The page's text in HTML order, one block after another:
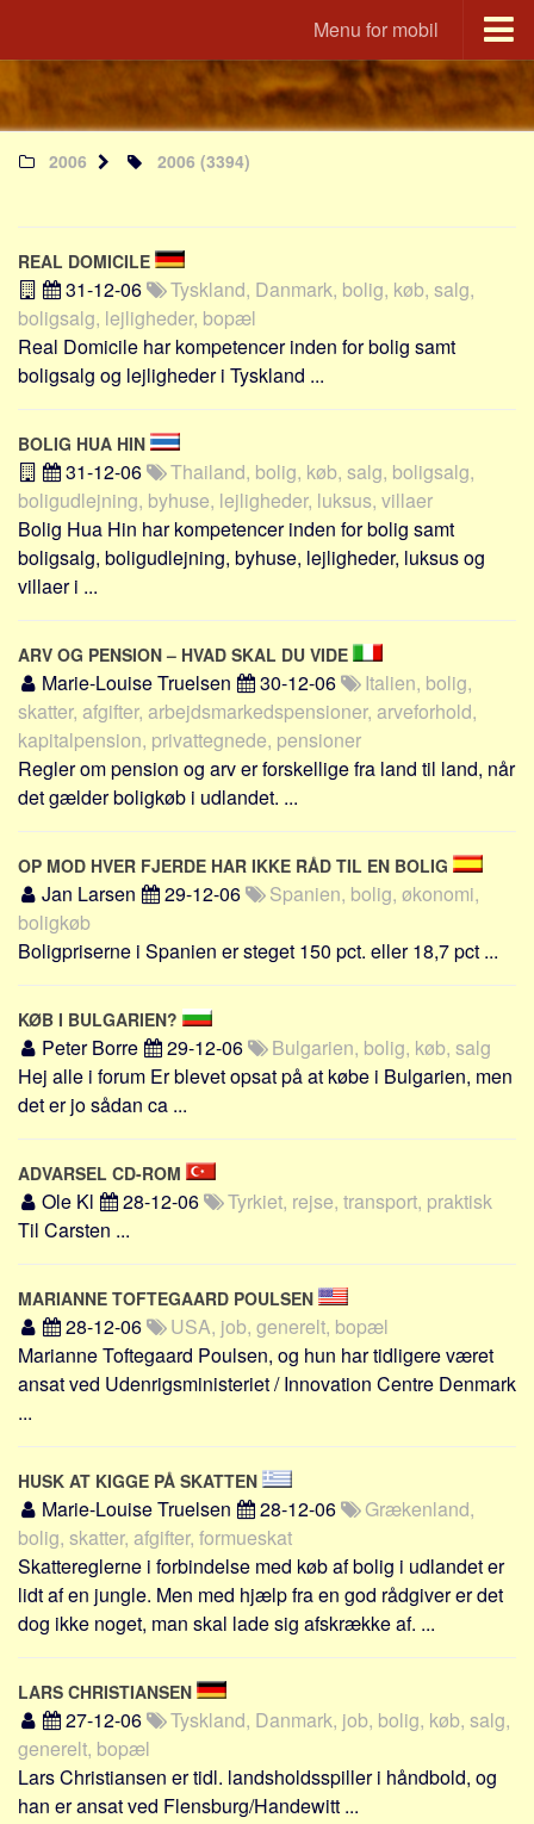
Menu for mobil
Portal
Udvandrerne.dk
Utvandrerne.no
England.dk
Rusland.dk
JLKM.dk
Lande
Tyrkiet
Spanien
Frankrig
Sverige
Norge
Thailand
Italien
Grækenland
USA
Alle
Nøgleord
Job
Virksomhed
Investering
Forbrug
Social sikring og sundhed
Transport
Alle
Aspekter
Køb og salg
Økonomi
Jura og regler
Skatter og afgifter
Statistik
Praktisk
Alle
Meta
Dokumenttyper
Emner
Skribenter
Personer
Steder
Kilder
Om
Webstedet
2006 2006 (3394)
REAL DOMICILE
31-12-06
Tyskland, Danmark, bolig, køb, salg,
boligsalg, lejligheder, bopæl
Real Domicile har kompetencer inden for bolig samt
boligsalg og lejligheder i Tyskland ...
BOLIG HUA HIN
31-12-06
Thailand, bolig, køb, salg, boligsalg,
boligudlejning, byhuse, lejligheder, luksus, villaer
Bolig Hua Hin har kompetencer inden for bolig samt
boligsalg, boligudlejning, byhuse, lejligheder, luksus og
villaer i ...
ARV OG PENSION – HVAD SKAL DU VIDE
Marie-Louise Truelsen 30-12-06
Italien, bolig,
skatter, afgifter, arbejdsmarkedspensioner, arveforhold,
kapitalpension, privattegnede, pensioner
Regler om pension og arv er forskellige fra land til land, når
det gælder boligkøb i udlandet. ...
OP MOD HVER FJERDE HAR IKKE RÅD TIL EN BOLIG
Jan Larsen 29-12-06
Spanien, bolig, økonomi,
boligkøb
Boligpriserne i Spanien er steget 150 pct. eller 18,7 pct ...
KØB I BULGARIEN?
Peter Borre 29-12-06
Bulgarien, bolig, køb, salg
Hej alle i forum Er blevet opsat på at købe i Bulgarien, men
det er jo sådan ca ...
ADVARSEL CD-ROM
Ole Kl 28-12-06
Tyrkiet, rejse, transport, praktisk
Til Carsten ...
MARIANNE TOFTEGAARD POULSEN
28-12-06
USA, job, generelt, bopæl
Marianne Toftegaard Poulsen, og hun har tidligere været
ansat ved Udenrigsministeriet / Innovation Centre Denmark
...
HUSK AT KIGGE PÅ SKATTEN
Marie-Louise Truelsen 28-12-06
Grækenland,
bolig, skatter, afgifter, formueskat
Skattereglerne i forbindelse med køb af bolig i udlandet er
lidt af en jungle. Men med hjælp fra en god rådgiver er det
dog ikke noget, man skal lade sig afskrække af. ...
LARS CHRISTIANSEN
27-12-06
Tyskland, Danmark, job, bolig, køb, salg,
generelt, bopæl
Lars Christiansen er tidl. landsholdsspiller i håndbold, og
han er ansat ved Flensburg/Handewitt ...